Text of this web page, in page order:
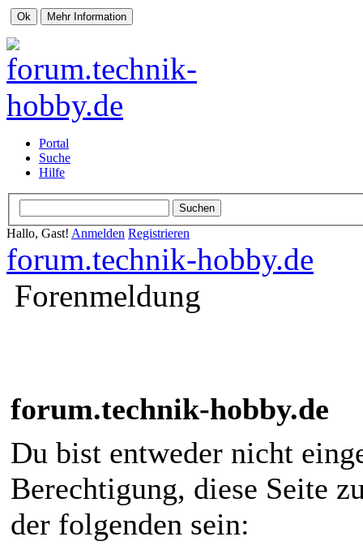
Portal
Suche
Hilfe
Hallo, Gast! Anmelden Registrieren
forum.technik-hobby.de
Forenmeldung
forum.technik-hobby.de
Du bist entweder nicht
Berechtigung, diese Seite
der folgenden sein: